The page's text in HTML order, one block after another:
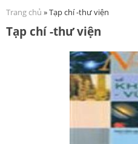
Bạn đang ở đây
Trang chủ » Tạp chí -thư viện
Tạp chí -thư viện